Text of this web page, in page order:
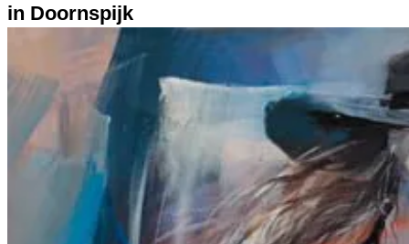
in Doornspijk